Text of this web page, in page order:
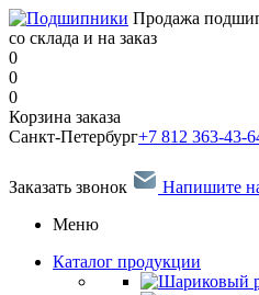
Продажа
со склада и на заказ
0
0
0
Корзина заказа
Санкт-Петербург+7 812 363-43-
Заказать звонок
Напишите
Меню
Каталог продукции